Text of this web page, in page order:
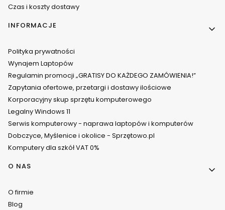
Czas i koszty dostawy
INFORMACJE
Polityka prywatności
Wynajem Laptopów
Regulamin promocji „GRATISY DO KAŻDEGO ZAMÓWIENIA!”
Zapytania ofertowe, przetargi i dostawy ilościowe
Korporacyjny skup sprzętu komputerowego
Legalny Windows 11
Serwis komputerowy - naprawa laptopów i komputerów
Dobczyce, Myślenice i okolice - Sprzętowo.pl
Komputery dla szkół VAT 0%
O NAS
O firmie
Blog